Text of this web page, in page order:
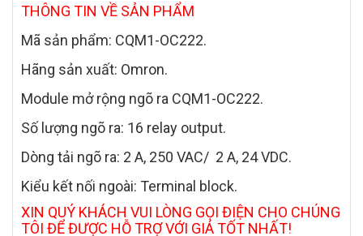
THÔNG TIN VỀ SẢN PHẨM
Mã sản phẩm: CQM1-OC222.
Hãng sản xuất: Omron.
Module mở rộng ngõ ra CQM1-OC222.
Số lượng ngõ ra: 16 relay output.
Dòng tải ngõ ra: 2 A, 250 VAC/ 2 A, 24 VDC.
Kiểu kết nối ngoài: Terminal block.
XIN QUÝ KHÁCH VUI LÒNG GỌI ĐIỆN CHO CHÚNG
TÔI ĐỂ ĐƯỢC HỖ TRỢ VỚI GIÁ TỐT NHẤT!